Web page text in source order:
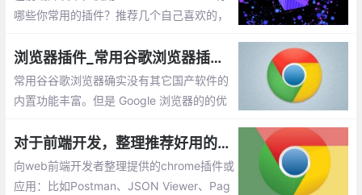
哪些你常用的插件？推荐几个自己喜欢的，
实用、前端必备的插件集
浏览器插件_常用谷歌浏览器插件推荐
常用谷谷歌浏览器确实没有其它国产软件的
内置功能丰富。但是 Google 浏览器的的优
持众多强大好用的扩展程序，用户能够按照
自己的喜好去个性化定制浏览器。今天我就
给大家介绍几款自己常用的插件。
对于前端开发，整理推荐好用的chrome插件或应用
向web前端开发者整理提供的chrome插件或
应用：比如Postman、JSON Viewer、Pag